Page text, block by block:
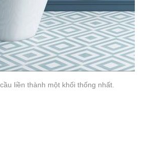
liền thành một khối thống nhất.